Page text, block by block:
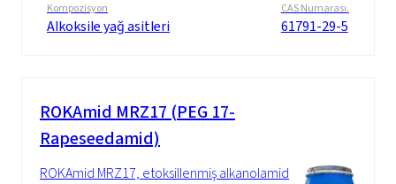
Kompozisyon
Alkoksile yağ asitleri
CAS Numarası.
61791-29-5
ROKAmid MRZ17 (PEG 17-
Rapeseedamid)
ROKAmid MRZ17, etoksillenmiş alkanolamid